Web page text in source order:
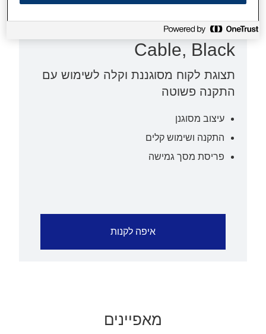
Epson DM-D70 (002)
Extension Pole inc USB
Cable, Black
תצוגת לקוח מסוגננת וקלה לשימוש עם
התקנה פשוטה
עיצוב מסוגנן
התקנה ושימוש קלים
פריסת מסך גמישה
איפה לקנות
מאפיינים